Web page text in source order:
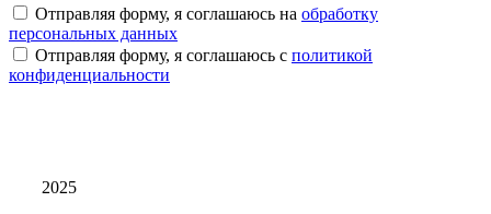
Отправляя форму, я соглашаюсь на обработку
персональных данных
Отправляя форму, я соглашаюсь с политикой
конфиденциальности
2025